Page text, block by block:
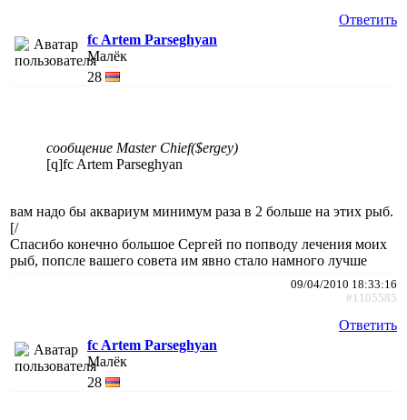
Ответить
fc Artem Parseghyan
Малёк
28
сообщение Master Chief($ergey)
[q]fc Artem Parseghyan
вам надо бы аквариум минимум раза в 2 больше на этих рыб.
[/
Спасибо конечно большое Сергей по попводу лечения моих
рыб, попсле вашего совета им явно стало намного лучше
09/04/2010 18:33:16
#1105585
Ответить
fc Artem Parseghyan
Малёк
28